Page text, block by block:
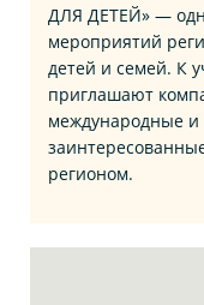
ДЛЯ ДЕТЕЙ» —
мероприятий
детей и семей. К
приглашают
международные
регионом.